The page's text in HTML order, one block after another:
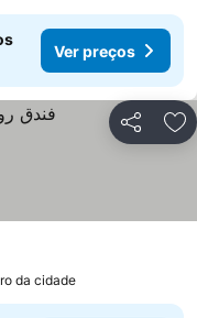
Ver preços
Partilhar
da cidade